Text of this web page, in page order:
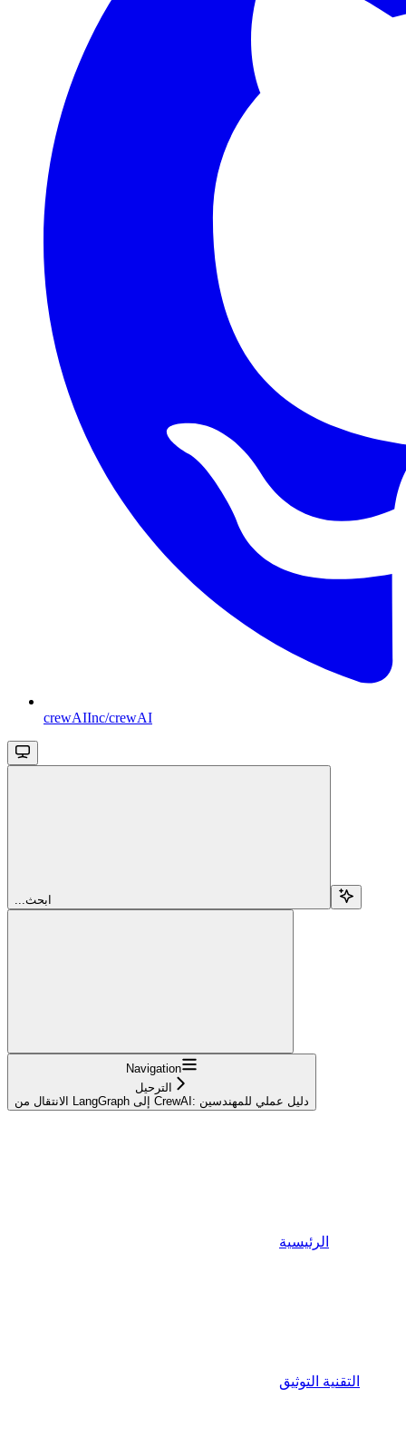
crewAIInc/crewAI
...ابحث
Navigation
الترحيل
الانتقال من LangGraph إلى CrewAI: دليل عملي للمهندسين
الرئيسية
التقنية التوثيق